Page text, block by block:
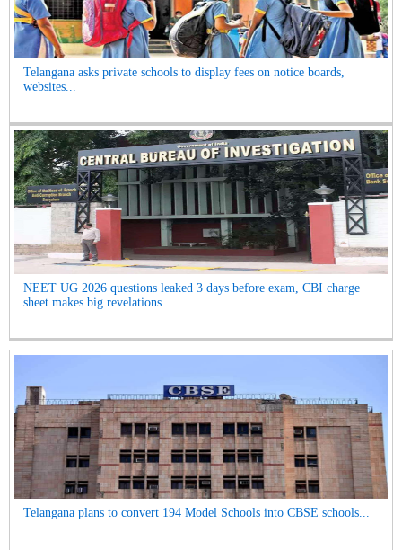
Telangana asks private schools to display fees on notice boards,
websites...
NEET UG 2026 questions leaked 3 days before exam, CBI charge
sheet makes big revelations...
Telangana plans to convert 194 Model Schools into CBSE schools...